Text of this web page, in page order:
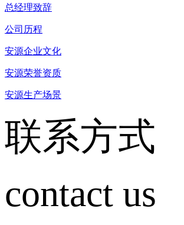
总经理致辞
公司历程
安源企业文化
安源荣誉资质
安源生产场景
联系方式
contact us